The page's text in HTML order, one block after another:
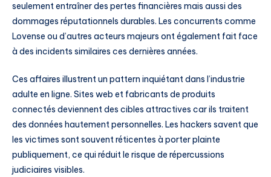
seulement entraîner des pertes financières mais aussi des
dommages réputationnels durables. Les concurrents comme
Lovense ou d’autres acteurs majeurs ont également fait face
à des incidents similaires ces dernières années.
Ces affaires illustrent un pattern inquiétant dans l’industrie
adulte en ligne. Sites web et fabricants de produits
connectés deviennent des cibles attractives car ils traitent
des données hautement personnelles. Les hackers savent que
les victimes sont souvent réticentes à porter plainte
publiquement, ce qui réduit le risque de répercussions
judiciaires visibles.